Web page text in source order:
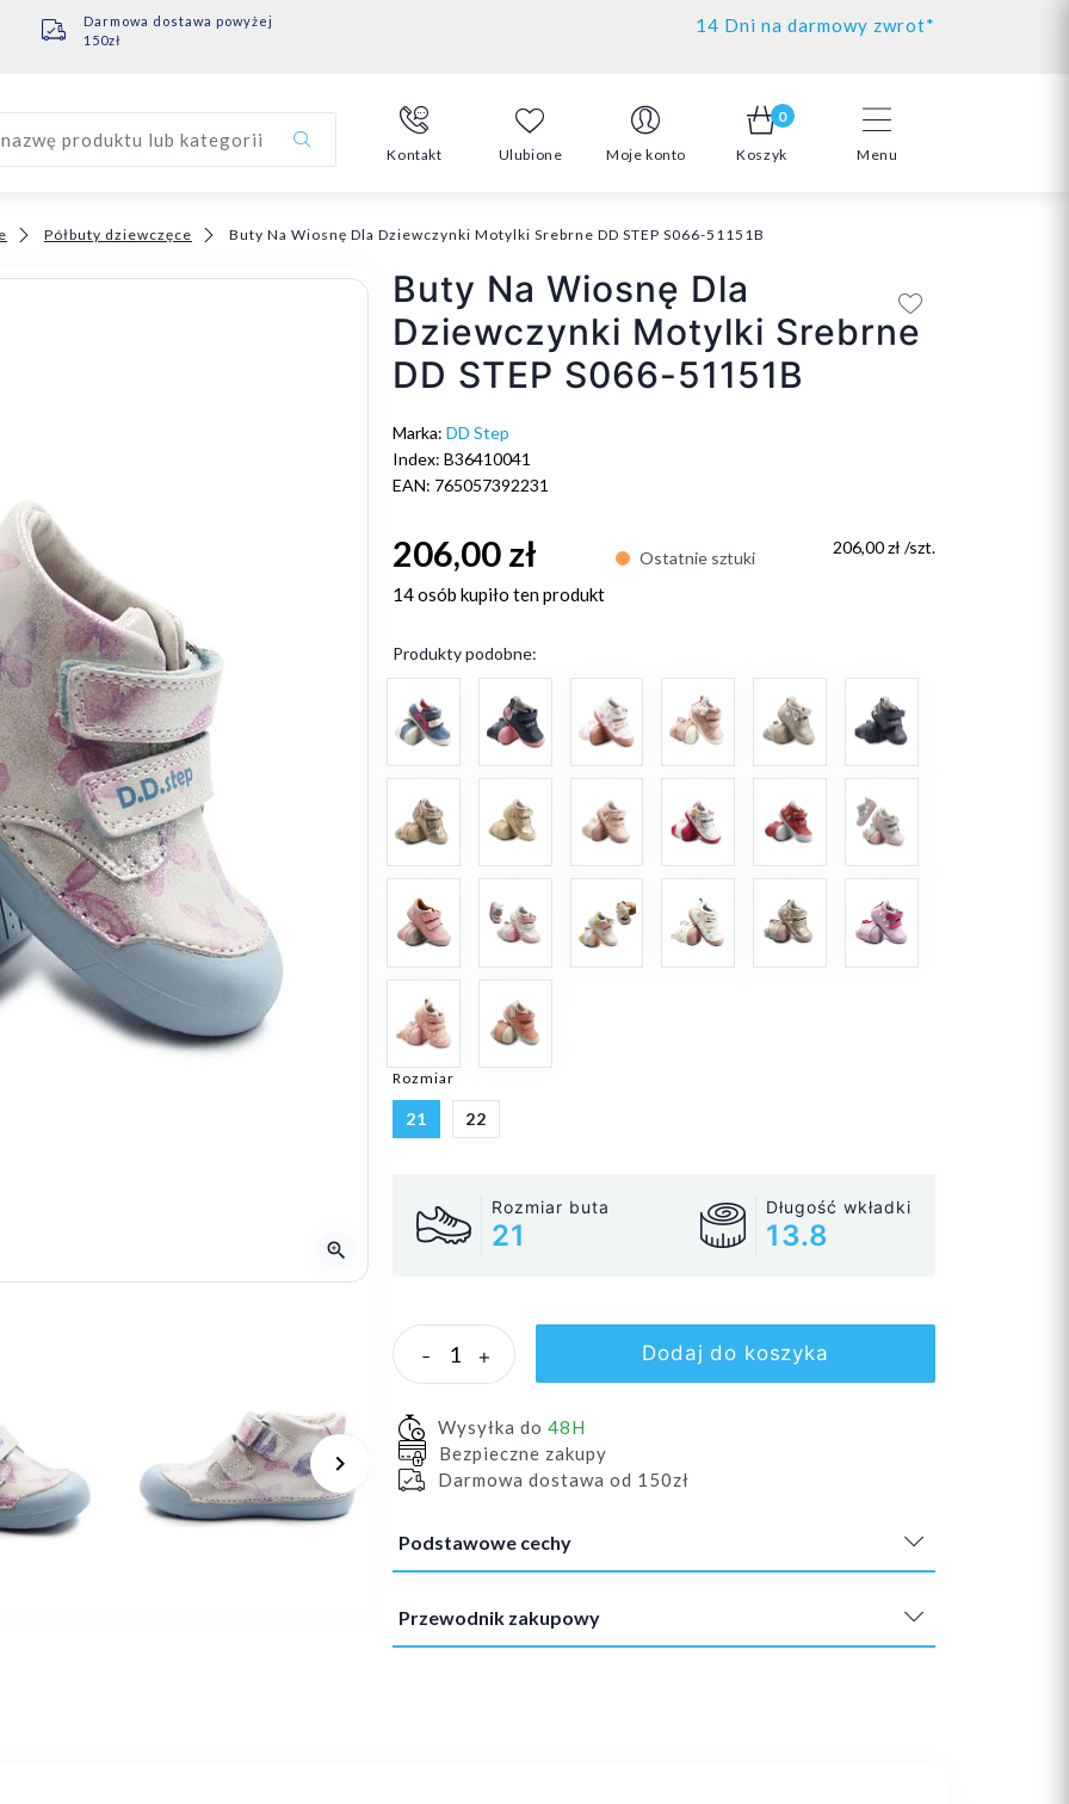
Darmowa dostawa powyżej
150zł
14 Dni na darmowy zwrot*
Menu
produktu lub kategorii
Kontakt Ulubione Moje konto
0
Koszyk
Półbuty dziewczęce Buty Na Wiosnę Dla Dziewczynki Motylki Srebrne DD STEP S066-51151B
zoom_in
Następny
keyboard_arrow_right
Buty Na Wiosnę Dla
Dziewczynki Motylki Srebrne
DD STEP S066-51151B
Marka: DD Step
Index: B36410041
EAN: 765057392231
206,00 zł Ostatnie sztuki
206,00 zł /szt.
14 osób kupiło ten produkt
Produkty podobne:
Rozmiar
21 22
Rozmiar buta
21
Długość wkładki
13.8
- + Dodaj do koszyka
Wysyłka do 48H
Bezpieczne zakupy
Darmowa dostawa od 150zł
Podstawowe cechy
Przewodnik zakupowy